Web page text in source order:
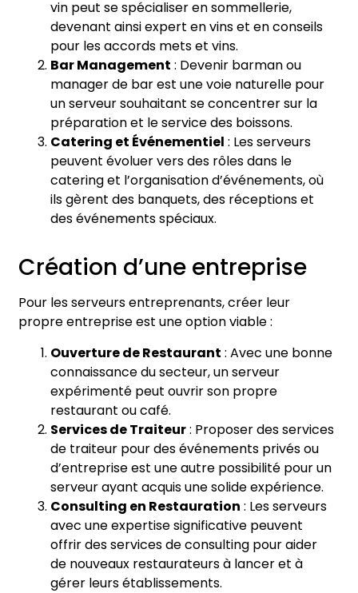
vin peut se spécialiser en sommellerie,
devenant ainsi expert en vins et en conseils
pour les accords mets et vins.
Bar Management : Devenir barman ou
manager de bar est une voie naturelle pour
un serveur souhaitant se concentrer sur la
préparation et le service des boissons.
Catering et Événementiel : Les serveurs
peuvent évoluer vers des rôles dans le
catering et l’organisation d’événements, où
ils gèrent des banquets, des réceptions et
des événements spéciaux.
Création d’une entreprise
Pour les serveurs entreprenants, créer leur
propre entreprise est une option viable :
Ouverture de Restaurant : Avec une bonne
connaissance du secteur, un serveur
expérimenté peut ouvrir son propre
restaurant ou café.
Services de Traiteur: Proposer des services
de traiteur pour des événements privés ou
d’entreprise est une autre possibilité pour un
serveur ayant acquis une solide expérience.
Consulting en Restauration : Les serveurs
avec une expertise significative peuvent
offrir des services de consulting pour aider
de nouveaux restaurateurs à lancer et à
gérer leurs établissements.